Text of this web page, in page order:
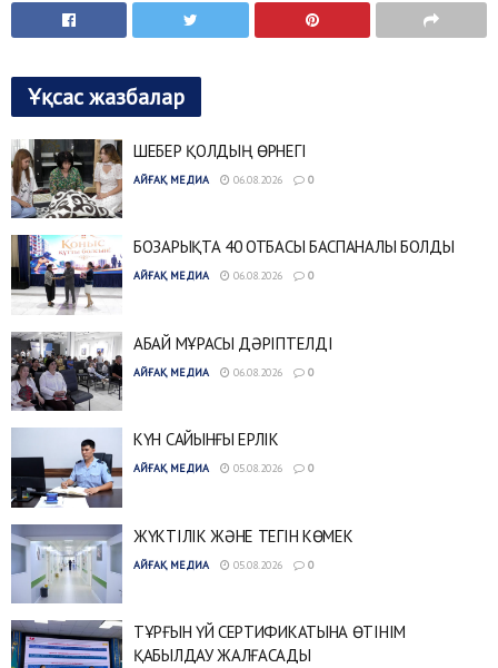
Ұқсас жазбалар
ШЕБЕР ҚОЛДЫҢ ӨРНЕГІ
АЙҒАҚ МЕДИА 06.08.2026 0
БОЗАРЫҚТА 40 ОТБАСЫ БАСПАНАЛЫ БОЛДЫ
АЙҒАҚ МЕДИА 06.08.2026 0
АБАЙ МҰРАСЫ ДӘРІПТЕЛДІ
АЙҒАҚ МЕДИА 06.08.2026 0
КҮН САЙЫНҒЫ ЕРЛІК
АЙҒАҚ МЕДИА 05.08.2026 0
ЖҮКТІЛІК ЖӘНЕ ТЕГІН КӨМЕК
АЙҒАҚ МЕДИА 05.08.2026 0
ТҰРҒЫН ҮЙ СЕРТИФИКАТЫНА ӨТІНІМ
ҚАБЫЛДАУ ЖАЛҒАСАДЫ